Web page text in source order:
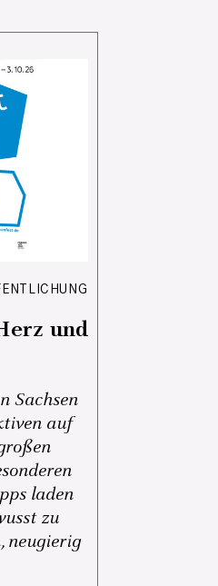
und
Sachsen
auf
laden
zu
neugierig